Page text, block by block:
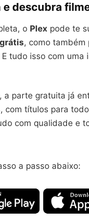
descubra
o Plex pode te
, como também
tudo isso com
a parte gratuita já
com títulos para
com qualidade e
a passo abaixo: